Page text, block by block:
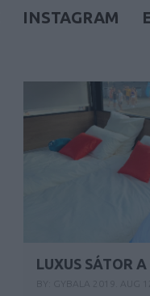
INSTAGRAM
LUXUS SÁTOR